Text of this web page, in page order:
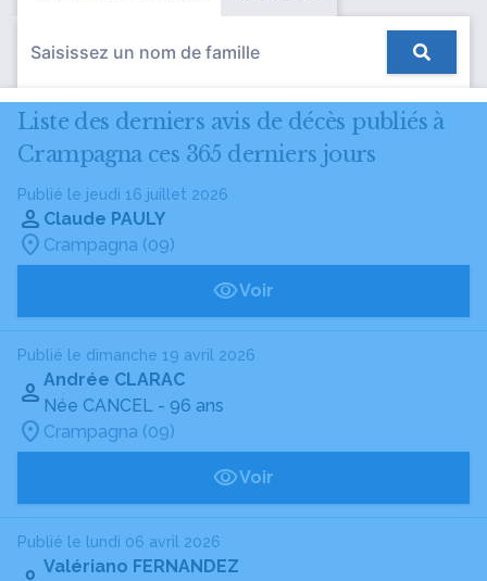
Liste des derniers avis de décès publiés à
Crampagna ces 365 derniers jours
Publié le jeudi 16 juillet 2026
Claude PAULY
Crampagna (09)
Voir
Publié le dimanche 19 avril 2026
Andrée CLARAC
Née CANCEL - 96 ans
Crampagna (09)
Voir
Publié le lundi 06 avril 2026
Valériano FERNANDEZ